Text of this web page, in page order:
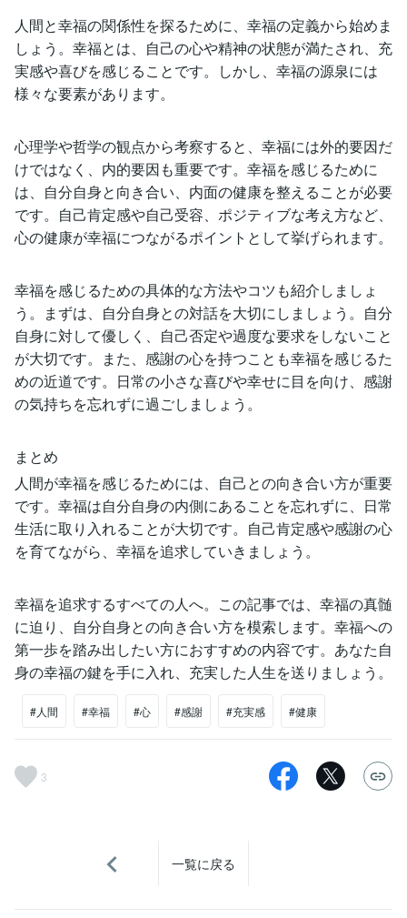
人間と幸福の関係性を探るために、幸福の定義から始めま
しょう。幸福とは、自己の心や精神の状態が満たされ、充
実感や喜びを感じることです。しかし、幸福の源泉には
様々な要素があります。
心理学や哲学の観点から考察すると、幸福には外的要因だ
けではなく、内的要因も重要です。幸福を感じるために
は、自分自身と向き合い、内面の健康を整えることが必要
です。自己肯定感や自己受容、ポジティブな考え方など、
心の健康が幸福につながるポイントとして挙げられます。
幸福を感じるための具体的な方法やコツも紹介しましょ
う。まずは、自分自身との対話を大切にしましょう。自分
自身に対して優しく、自己否定や過度な要求をしないこと
が大切です。また、感謝の心を持つことも幸福を感じるた
めの近道です。日常の小さな喜びや幸せに目を向け、感謝
の気持ちを忘れずに過ごしましょう。
まとめ
人間が幸福を感じるためには、自己との向き合い方が重要
です。幸福は自分自身の内側にあることを忘れずに、日常
生活に取り入れることが大切です。自己肯定感や感謝の心
を育てながら、幸福を追求していきましょう。
幸福を追求するすべての人へ。この記事では、幸福の真髄
に迫り、自分自身との向き合い方を模索します。幸福への
第一歩を踏み出したい方におすすめの内容です。あなた自
身の幸福の鍵を手に入れ、充実した人生を送りましょう。
#人間 #幸福 #心 #感謝 #充実感 #健康
3
一覧に戻る